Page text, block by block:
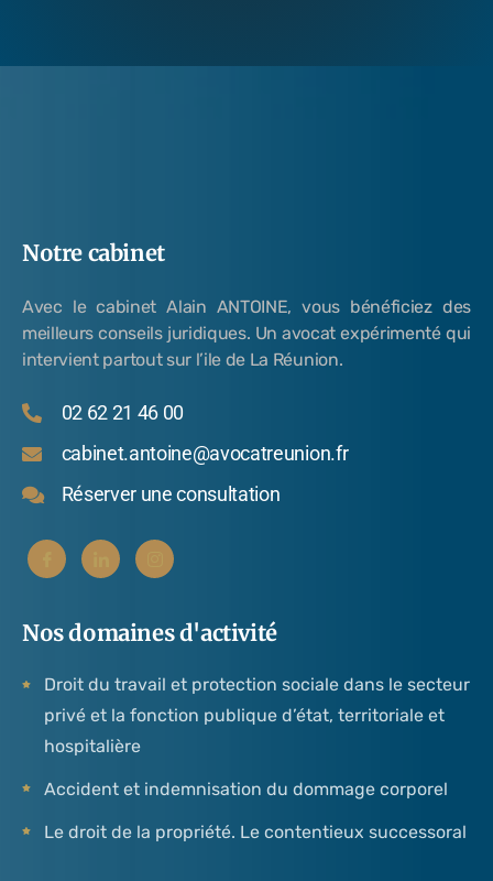
Notre cabinet
Avec le cabinet Alain ANTOINE, vous bénéficiez des
meilleurs conseils juridiques. Un avocat expérimenté qui
intervient partout sur l’ile de La Réunion.
02 62 21 46 00
cabinet.antoine@avocatreunion.fr
Réserver une consultation
Nos domaines d'activité
Droit du travail et protection sociale dans le secteur
privé et la fonction publique d’état, territoriale et
hospitalière
Accident et indemnisation du dommage corporel
Le droit de la propriété. Le contentieux successoral